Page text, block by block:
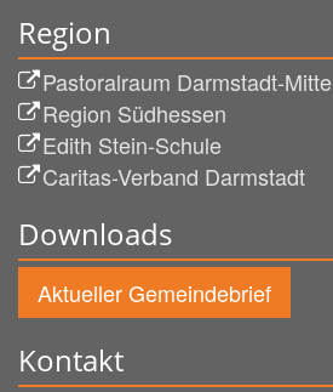
Region
Pastoralraum Darmstadt-Mitte
Region Südhessen
Edith Stein-Schule
Caritas-Verband Darmstadt
Downloads
Aktueller Gemeindebrief
Kontakt